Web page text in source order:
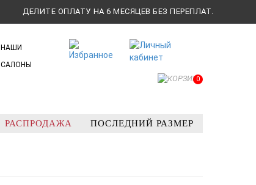
ДЕЛИТЕ ОПЛАТУ НА 6 МЕСЯЦЕВ БЕЗ ПЕРЕПЛАТ.
НАШИ
САЛОНЫ
0
РАСПРОДАЖА ПОСЛЕДНИЙ РАЗМЕР